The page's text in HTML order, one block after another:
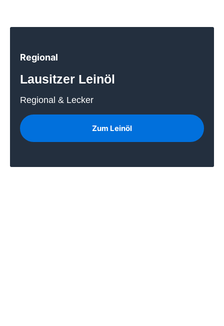
Regional
Lausitzer Leinöl
Regional & Lecker
Zum Leinöl